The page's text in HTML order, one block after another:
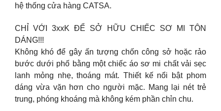
hệ thống cửa hàng CATSA.
CHỈ VỚI 3xxK ĐỂ SỞ HỮU CHIẾC SƠ MI TÔN
DÁNG!!!
Không khó để gây ấn tượng chốn công sở hoặc rảo
bước dưới phố bằng một chiếc áo sơ mi chất vải sẹc
lanh mỏng nhẹ, thoáng mát. Thiết kế nổi bật phom
dáng vừa vặn hơn cho người mặc. Mang lại nét trẻ
trung, phóng khoáng mà không kém phần chỉn chu.